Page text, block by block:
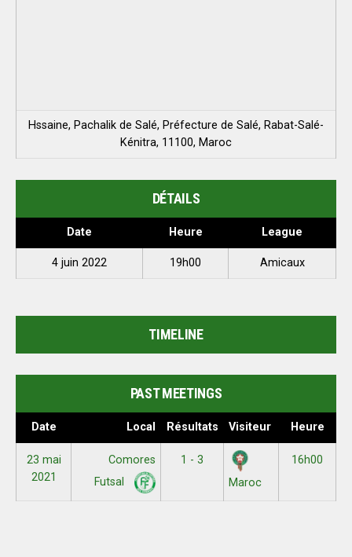
Hssaine, Pachalik de Salé, Préfecture de Salé, Rabat-Salé-
Kénitra, 11100, Maroc
DÉTAILS
Date Heure League
4 juin 2022 19h00 Amicaux
TIMELINE
PAST MEETINGS
Date Local Résultats Visiteur Heure
23 mai
2021
Comores
Futsal
1 - 3
Maroc
16h00